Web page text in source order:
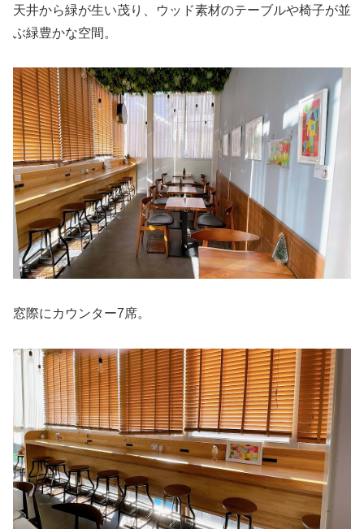
天井から緑が生い茂り、ウッド素材のテーブルや椅子が並
ぶ緑豊かな空間。
窓際にカウンター7席。